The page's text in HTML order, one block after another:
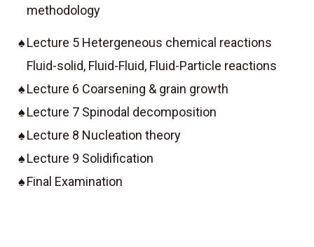
methodology
♠Lecture 5 Hetergeneous chemical reactions
Fluid-solid, Fluid-Fluid, Fluid-Particle reactions
♠Lecture 6 Coarsening & grain growth
♠Lecture 7 Spinodal decomposition
♠Lecture 8 Nucleation theory
♠Lecture 9 Solidification
♠Final Examination